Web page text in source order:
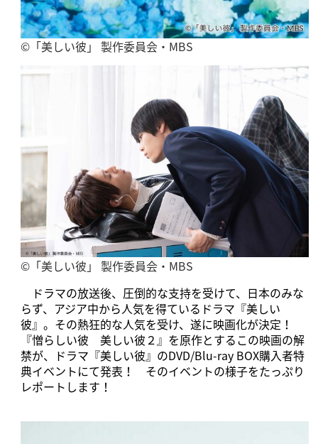
©「美しい彼」 製作委員会・MBS
©「美しい彼」 製作委員会・MBS
ドラマの放送後、圧倒的な支持を受けて、日本のみな
らず、アジア中から人気を得ているドラマ『美しい
彼』。その熱狂的な人気を受け、遂に映画化が決定！
『憎らしい彼 美しい彼２』を原作とするこの映画の解
禁が、ドラマ『美しい彼』のDVD/Blu-ray BOX購入者特
典イベントにて発表！ そのイベントの様子をたっぷり
レポートします！